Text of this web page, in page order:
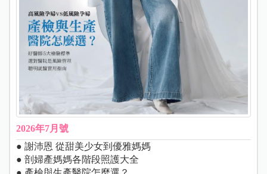
2026年7月號
● 謝沛恩 從甜美少女到優雅媽媽
● 剖婦產媽媽各階段照護大全